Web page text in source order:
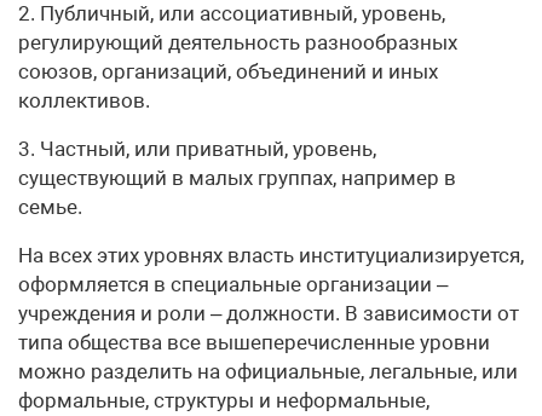
2. Публичный, или ассоциативный, уровень,
регулирующий деятельность разнообразных
союзов, организаций, объединений и иных
коллективов.
3. Частный, или приватный, уровень,
существующий в малых группах, например в
семье.
На всех этих уровнях власть институциализируется,
оформляется в специальные организации –
учреждения и роли – должности. В зависимости от
типа общества все вышеперечисленные уровни
можно разделить на официальные, легальные, или
формальные, структуры и неформальные,